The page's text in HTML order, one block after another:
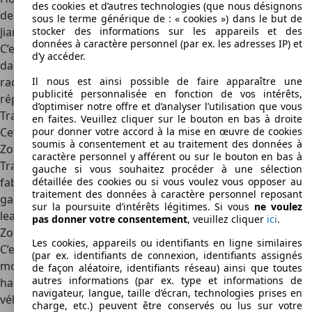
des véhicules hautes technologies. Il s’agit de :
Jiangnan
C’est en 1952 que cette marque commence ses activités
dans le secteur de l’automobile. Toutefois, la marque sera
rachetée par Zotye en 2007. Depuis lors, Jiangnan est
réputée pour ses berlines luxueuses et haut de gamme.
Traum
Cette marque fait partie des dernières acquisitions de
Zotye automobile LTD. C’est en 2017 qu’elle voit le jour.
Traum auto est plutôt spécialisé dans la conception et la
fabrication des SUV. Les produits de la marque sont de
gamme supérieure. Traum auto est devenu l’un des
leaders chinois dans le domaine de la fabrication des SUV.
Zotye
C’est en 2005 que Zotye auto met sur le marché, ses
modèles de voitures de qualité. Le luxe, la modernité et la
haute technologie sont les principales caractéristiques des
véhicules de cette marque. À ce jour, elle compte plus d’une
des cookies et d’autres technologies (que nous désignons
sous le terme générique de : « cookies ») dans le but de
stocker des informations sur les appareils et des
données à caractère personnel (par ex. les adresses IP) et
d’y accéder.
Il nous est ainsi possible de faire apparaître une
publicité personnalisée en fonction de vos intérêts,
d’optimiser notre offre et d’analyser l’utilisation que vous
en faites. Veuillez cliquer sur le bouton en bas à droite
pour donner votre accord à la mise en œuvre de cookies
soumis à consentement et au traitement des données à
caractère personnel y afférent ou sur le bouton en bas à
gauche si vous souhaitez procéder à une sélection
détaillée des cookies ou si vous voulez vous opposer au
traitement des données à caractère personnel reposant
sur la poursuite d’intérêts légitimes. Si vous ne voulez
pas donner votre consentement, veuillez cliquer ici.
Les cookies, appareils ou identifiants en ligne similaires
(par ex. identifiants de connexion, identifiants assignés
de façon aléatoire, identifiants réseau) ainsi que toutes
autres informations (par ex. type et informations de
navigateur, langue, taille d’écran, technologies prises en
charge, etc.) peuvent être conservés ou lus sur votre